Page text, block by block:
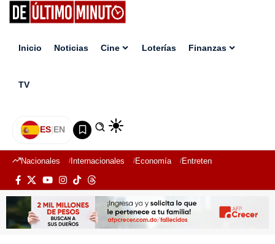
Inicio Noticias Cine Loterías Finanzas
TV
ES|EN
Nacionales Internacionales Economía Entretenimiento